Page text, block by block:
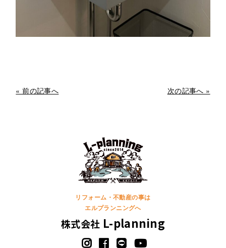
« 前の記事へ 次の記事へ »
リフォーム・不動産の事は
エルプランニングへ
株式会社 L-planning